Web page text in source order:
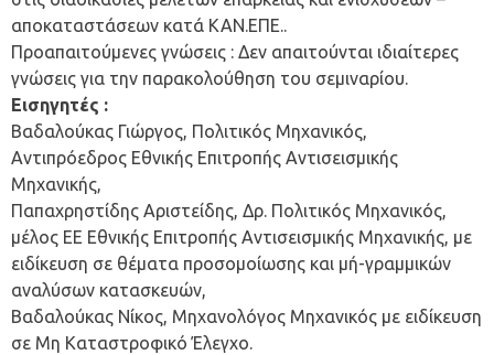
αποκαταστάσεων κατά ΚΑΝ.ΕΠΕ..
Προαπαιτούμενες γνώσεις : Δεν απαιτούνται ιδιαίτερες
γνώσεις για την παρακολούθηση του σεμιναρίου.
Εισηγητές :
Βαδαλούκας Γιώργος, Πολιτικός Μηχανικός,
Αντιπρόεδρος Εθνικής Επιτροπής Αντισεισμικής
Μηχανικής,
Παπαχρηστίδης Αριστείδης, Δρ. Πολιτικός Μηχανικός,
μέλος ΕΕ Εθνικής Επιτροπής Αντισεισμικής Μηχανικής, με
ειδίκευση σε θέματα προσομοίωσης και μή-γραμμικών
αναλύσων κατασκευών,
Βαδαλούκας Νίκος, Μηχανολόγος Μηχανικός με ειδίκευση
σε Μη Καταστροφικό Έλεγχο.